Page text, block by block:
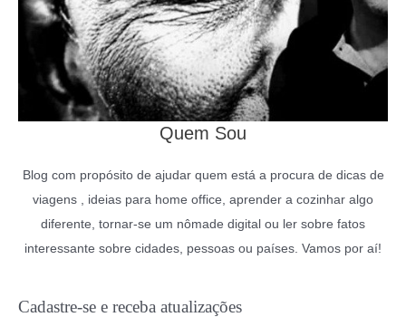
Quem Sou
Blog com propósito de ajudar quem está a procura de dicas de
viagens , ideias para home office, aprender a cozinhar algo
diferente, tornar-se um nômade digital ou ler sobre fatos
interessante sobre cidades, pessoas ou países. Vamos por aí!
Cadastre-se e receba atualizações